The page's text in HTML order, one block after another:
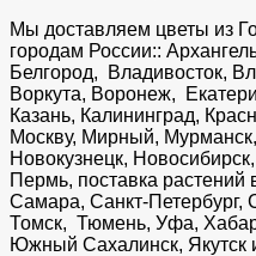
Мы доставляем цветы из
городам России::
Белгород, Владивосток,
Воркута, Воронеж,
Казань, Калининград,
Москву, Мирный,
Новокузнецк,
Пермь, поставка растений
Самара, Санкт-
Томск, Тюмень, Уфа,
Южный Сахалинск, Якутск